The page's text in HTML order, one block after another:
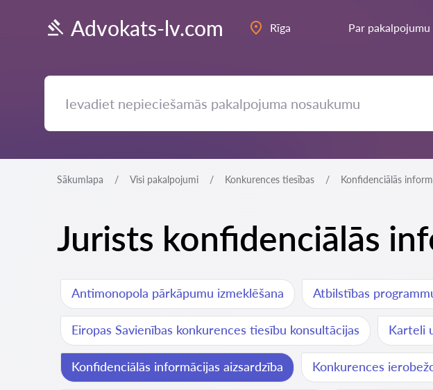
Advokats-lv.com Rīga Par pakalpojumu
Sākumlapa Visi pakalpojumi Konkurences tiesības Konfidenciālās
Jurists konfidenciālās
Antimonopola pārkāpumu izmeklēšana Atbilstības
Eiropas Savienības konkurences tiesību konsultācijas Karteli
Konfidenciālās informācijas aizsardzība Konkurences